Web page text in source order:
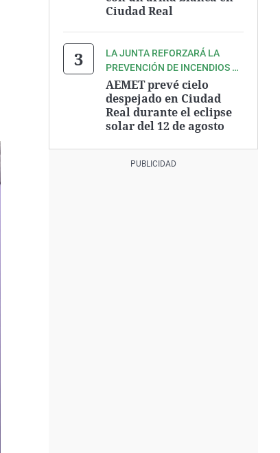
Ciudad Real
LA JUNTA REFORZARÁ LA
PREVENCIÓN DE INCENDIOS EL
DÍA DEL ECLIPSE
AEMET prevé cielo
despejado en Ciudad
Real durante el eclipse
solar del 12 de agosto